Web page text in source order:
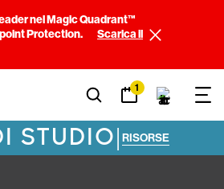
nel Magic Quadrant™
Protection.
Scarica il
1
STUDIO| RISORSE